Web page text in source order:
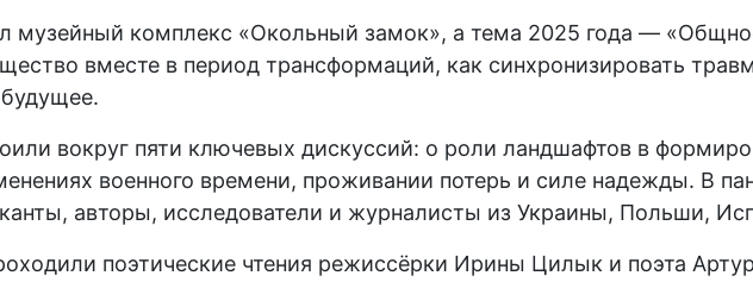
музейный комплекс «Окольный замок», а тема 2025 года —
вместе в период трансформаций, как синхронизировать
вокруг пяти ключевых дискуссий: о роли ландшафтов в
военного времени, проживании потерь и силе надежды. В
авторы, исследователи и журналисты из Украины, Польши,
поэтические чтения режиссёрки Ирины Цилык и поэта